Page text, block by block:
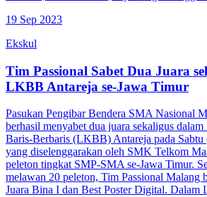
19 Sep 2023
Ekskul
Tim Passional Sabet Dua Juara
LKBB Antareja se-Jawa Timur
Pasukan Pengibar Bendera SMA Nasional
berhasil menyabet dua juara sekaligus
Baris-Berbaris (LKBB) Antareja pada Sabtu
yang diselenggarakan oleh SMK Telkom
peleton tingkat SMP-SMA se-Jawa Timur.
melawan 20 peleton, Tim Passional Malang
Juara Bina I dan Best Poster Digital.